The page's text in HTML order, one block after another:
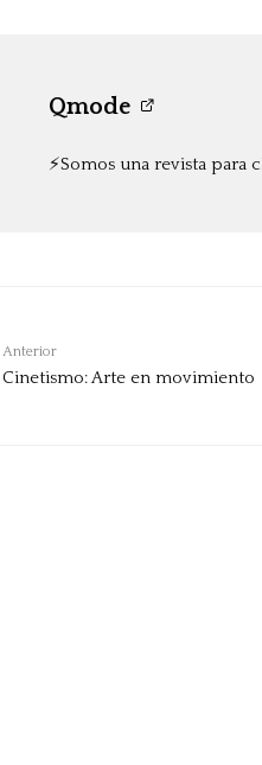
Qmode
⚡️Somos una revista
Anterior
Cinetismo: Arte en movimiento